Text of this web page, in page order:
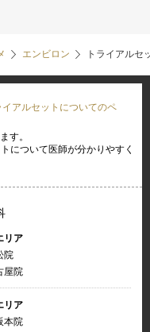
エンビロン トライアルセ
アルセットについてのペ
様へ
す。
について医師が分かりやすく
リア
院
屋院
リア
本院